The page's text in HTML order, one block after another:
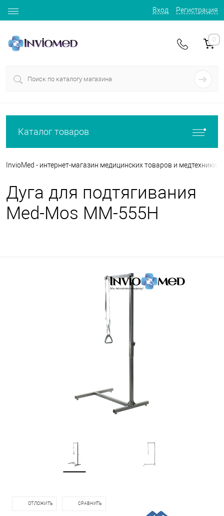
Вход Регистрация
0
Каталог товаров
InvioMed - интернет-магазин медицинских товаров и медтехники
Дуга для подтягивания
Med-Mos ММ-555Н
ОТЛОЖИТЬ СРАВНИТЬ